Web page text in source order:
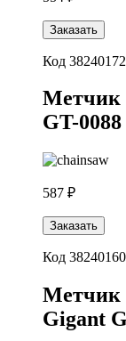
Заказать
Код 38240172
Метчик
GT-0088
587 ₽
Заказать
Код 38240160
Метчик
Gigant